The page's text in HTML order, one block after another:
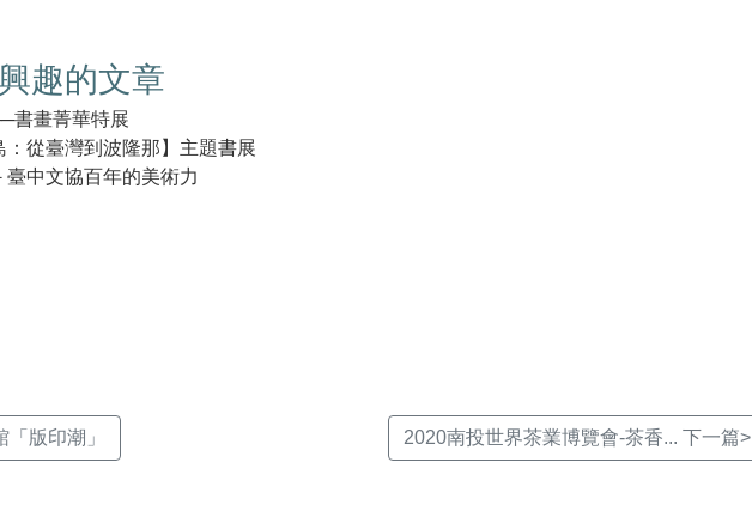
趣的文章
書畫菁華特展
：從臺灣到波隆那】主題書展
臺中文協百年的美術力
版印潮」 2020南投世界茶業博覽會-茶香... 下一篇>